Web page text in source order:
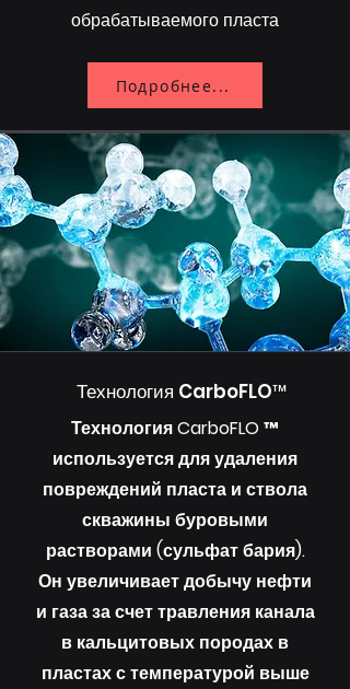
обрабатываемого пласта
Подробнее...
Технология CarboFLO™
Технология CarboFLO ™
используется для удаления
повреждений пласта и ствола
скважины буровыми
растворами (сульфат бария).
Он увеличивает добычу нефти
и газа за счет травления канала
в кальцитовых породах в
пластах с температурой выше